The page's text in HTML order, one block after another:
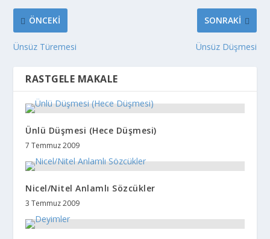
ÖNCEKI
Ünsüz Türemesi
SONRAKI
Ünsüz Düşmesi
RASTGELE MAKALE
Ünlü Düşmesi (Hece Düşmesi)
7 Temmuz 2009
Nicel/Nitel Anlamlı Sözcükler
3 Temmuz 2009